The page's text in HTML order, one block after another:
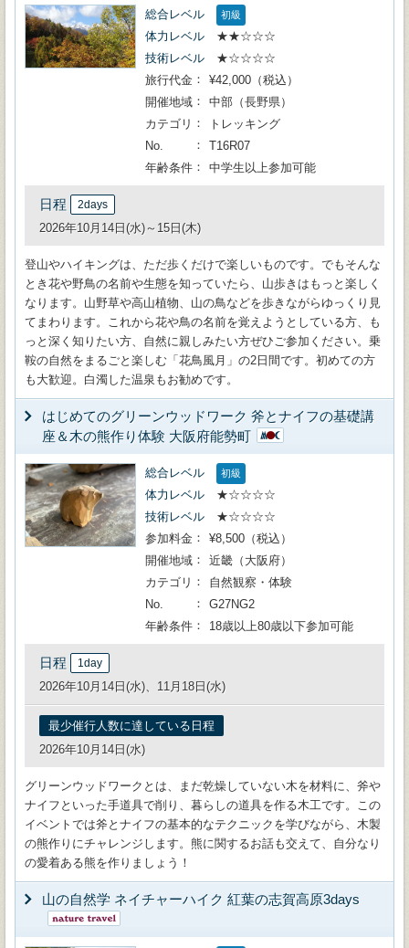
総合レベル 初級
体力レベル
★★☆☆☆
技術レベル
★☆☆☆☆
旅行代金
¥42,000（税込）
開催地域
中部（長野県）
カテゴリ
トレッキング
No.
T16R07
年齢条件
中学生以上参加可能
日程 2days
2026年10月14日(水)～15日(木)
登山やハイキングは、ただ歩くだけで楽しいものです。でもそんな
とき花や野鳥の名前や生態を知っていたら、山歩きはもっと楽しく
なります。山野草や高山植物、山の鳥などを歩きながらゆっくり見
てまわります。これから花や鳥の名前を覚えようとしている方、も
っと深く知りたい方、自然に親しみたい方ぜひご参加ください。乗
鞍の自然をまるごと楽しむ「花鳥風月」の2日間です。初めての方
も大歓迎。白濁した温泉もお勧めです。
はじめてのグリーンウッドワーク 斧とナイフの基礎講
座＆木の熊作り体験 大阪府能勢町
総合レベル 初級
体力レベル
★☆☆☆☆
技術レベル
★☆☆☆☆
参加料金
¥8,500（税込）
開催地域
近畿（大阪府）
カテゴリ
自然観察・体験
No.
G27NG2
年齢条件
18歳以上80歳以下参加可能
日程 1day
2026年10月14日(水)、11月18日(水)
最少催行人数に達している日程
2026年10月14日(水)
グリーンウッドワークとは、まだ乾燥していない木を材料に、斧や
ナイフといった手道具で削り、暮らしの道具を作る木工です。この
イベントでは斧とナイフの基本的なテクニックを学びながら、木製
の熊作りにチャレンジします。熊に関するお話も交えて、自分なり
の愛着ある熊を作りましょう！
山の自然学 ネイチャーハイク 紅葉の志賀高原3days